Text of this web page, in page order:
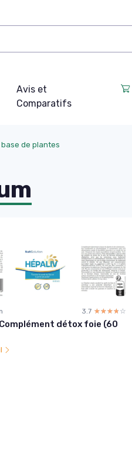
Avis et
Comparatifs
de plantes
3.7 ☆☆☆☆☆
★★★★★
détox foie (60